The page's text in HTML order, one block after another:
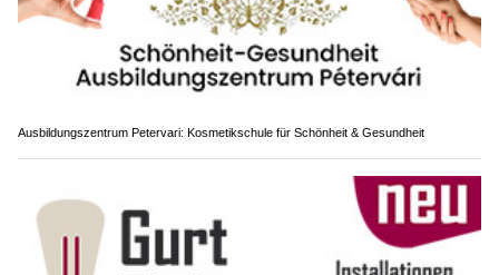
Ausbildungszentrum Petervari: Kosmetikschule für Schönheit & Gesundheit